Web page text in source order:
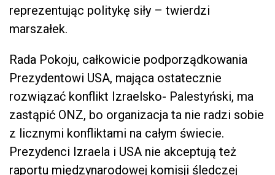
reprezentując politykę siły – twierdzi
marszałek.
Rada Pokoju, całkowicie podporządkowania
Prezydentowi USA, mająca ostatecznie
rozwiązać konflikt Izraelsko- Palestyński, ma
zastąpić ONZ, bo organizacja ta nie radzi sobie
z licznymi konfliktami na całym świecie.
Prezydenci Izraela i USA nie akceptują też
raportu międzynarodowej komisji śledczej